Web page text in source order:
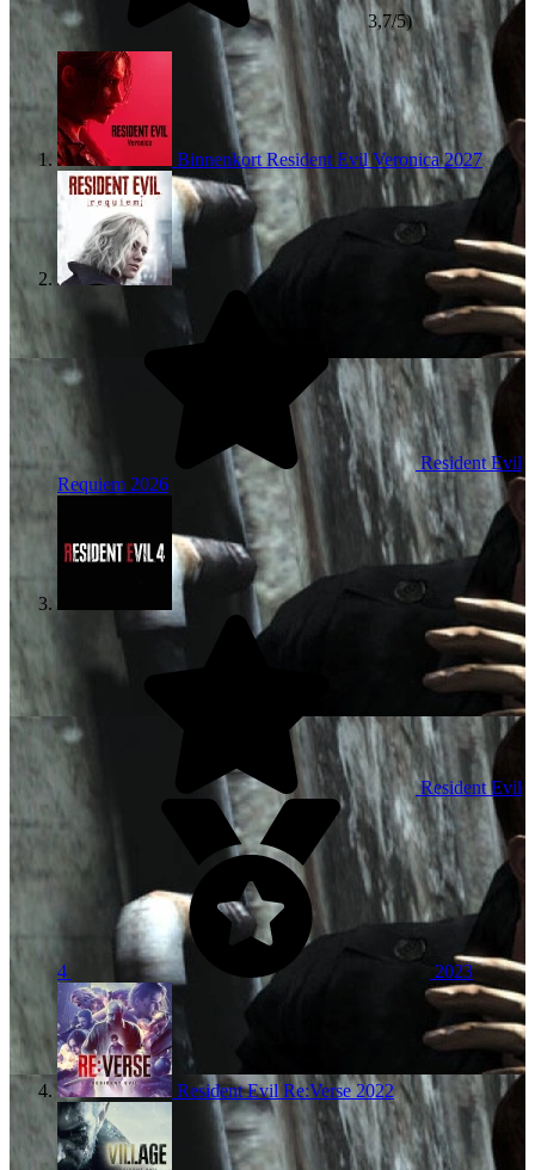
3,7/5)
Binnenkort Resident Evil Veronica2027
Resident Evil
Requiem 2026
Resident Evil
4 2023
Resident Evil Re:Verse2022